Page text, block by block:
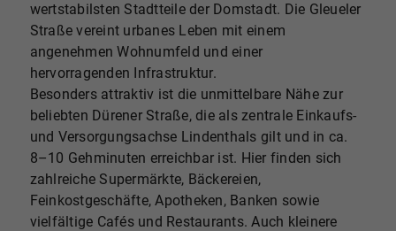
wertstabilsten Stadtteile der Domstadt. Die Gleueler
Straße vereint urbanes Leben mit einem
angenehmen Wohnumfeld und einer
hervorragenden Infrastruktur.
Besonders attraktiv ist die unmittelbare Nähe zur
beliebten Dürener Straße, die als zentrale Einkaufs-
und Versorgungsachse Lindenthals gilt und in ca.
8–10 Gehminuten erreichbar ist. Hier finden sich
zahlreiche Supermärkte, Bäckereien,
Feinkostgeschäfte, Apotheken, Banken sowie
vielfältige Cafés und Restaurants. Auch kleinere